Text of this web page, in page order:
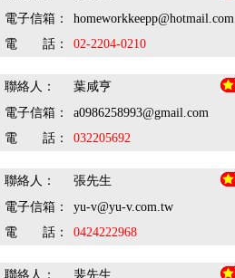
電子信箱：
homeworkkeepp@hotmail.com
電 話： 02-2204-0210
聯絡人：
葉咸亨
電子信箱：
a0986258993@gmail.com
電 話： 032205692
聯絡人：
張先生
電子信箱：
yu-v@yu-v.com.tw
電 話： 0424222968
聯絡人： 裴先生